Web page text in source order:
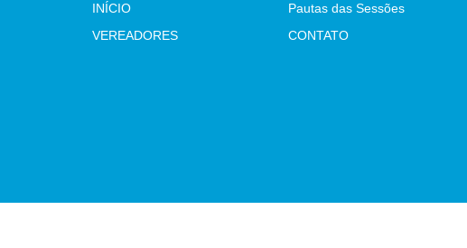
INÍCIO
Pautas das Sessões
VEREADORES
CONTATO